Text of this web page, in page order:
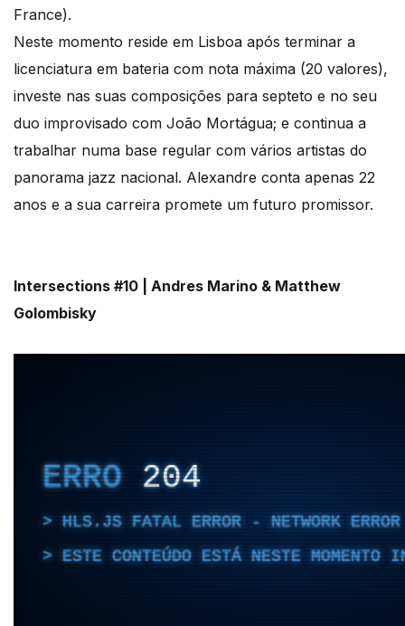
France).
Neste momento reside em Lisboa após terminar a
licenciatura em bateria com nota máxima (20 valores),
investe nas suas composições para septeto e no seu
duo improvisado com João Mortágua; e continua a
trabalhar numa base regular com vários artistas do
panorama jazz nacional. Alexandre conta apenas 22
anos e a sua carreira promete um futuro promissor.
Intersections #10 | Andres Marino & Matthew
Golombisky